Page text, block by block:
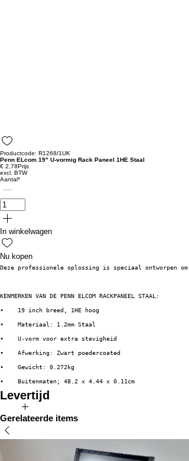
Productcode: R1268/1UK
Penn ELcom 19" U-vormig Rack Paneel 1HE Staal
€ 2,78Prijs
excl. BTW
Aantal*
In winkelwagen
Nu kopen
Deze professionele oplossing is speciaal ontworpen
KENMERKEN VAN DE PENN ELCOM RACKPANEEL STAAL:
•    19 inch breed, 1HE hoog
•    Materiaal: 1.2mm Staal
•    U-vorm voor extra stevigheid
•    Afwerking: Zwart poedercoated
•    Gewicht: 0.272kg
•    Buitenmaten; 48.2 x 4.44 x 0.11cm
Levertijd
Direct uit voorraad leverbaar
Gerelateerde items